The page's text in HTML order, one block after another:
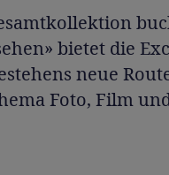
bietet die
neue
Foto, Film